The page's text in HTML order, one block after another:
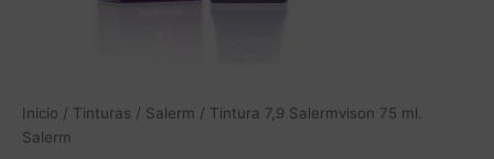
Inicio / Tinturas / Salerm / Tintura 7,9 Salermvison 75 ml.
Salerm